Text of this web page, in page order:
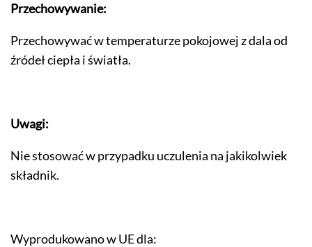
Przechowywanie:
Przechowywać w temperaturze pokojowej z dala od
źródeł ciepła i światła.
Uwagi:
Nie stosować w przypadku uczulenia na jakikolwiek
składnik.
Wyprodukowano w UE dla: